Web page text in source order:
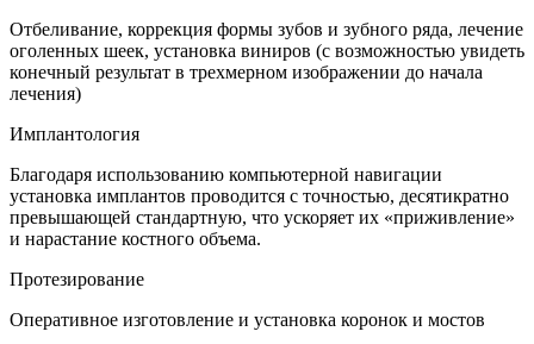
Отбеливание, коррекция формы зубов и зубного ряда, лечение
оголенных шеек, установка виниров (с возможностью увидеть
конечный результат в трехмерном изображении до начала
лечения)
Имплантология
Благодаря использованию компьютерной навигации
установка имплантов проводится с точностью, десятикратно
превышающей стандартную, что ускоряет их «приживление»
и нарастание костного объема.
Протезирование
Оперативное изготовление и установка коронок и мостов